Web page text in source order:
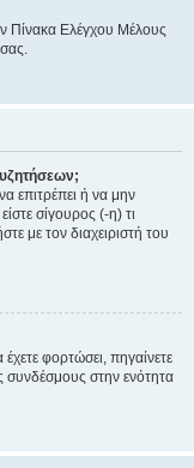
Πίνακα Ελέγχου Μέλους
επιτρέπει ή να μην
σίγουρος (-η) τι
με τον διαχειριστή του
φορτώσει, πηγαίνετε
συνδέσμους στην ενότητα